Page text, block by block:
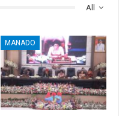
All
MANADO